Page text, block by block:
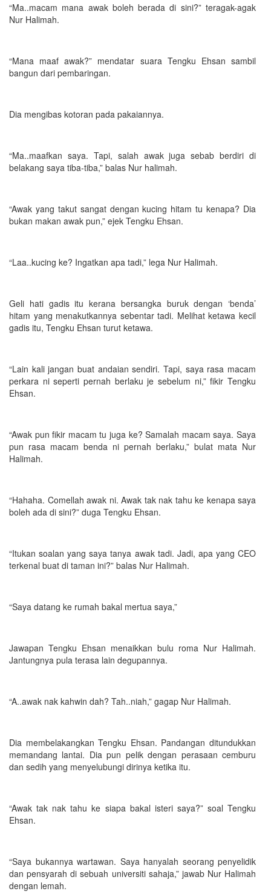
“Ma..macam mana awak boleh berada di sini?” teragak-agak
Nur Halimah.
“Mana maaf awak?” mendatar suara Tengku Ehsan sambil
bangun dari pembaringan.
Dia mengibas kotoran pada pakaiannya.
“Ma..maafkan saya. Tapi, salah awak juga sebab berdiri di
belakang saya tiba-tiba,” balas Nur halimah.
“Awak yang takut sangat dengan kucing hitam tu kenapa? Dia
bukan makan awak pun,” ejek Tengku Ehsan.
“Laa..kucing ke? Ingatkan apa tadi,” lega Nur Halimah.
Geli hati gadis itu kerana bersangka buruk dengan ‘benda’
hitam yang menakutkannya sebentar tadi. Melihat ketawa kecil
gadis itu, Tengku Ehsan turut ketawa.
“Lain kali jangan buat andaian sendiri. Tapi, saya rasa macam
perkara ni seperti pernah berlaku je sebelum ni,” fikir Tengku
Ehsan.
“Awak pun fikir macam tu juga ke? Samalah macam saya. Saya
pun rasa macam benda ni pernah berlaku,” bulat mata Nur
Halimah.
“Hahaha. Comellah awak ni. Awak tak nak tahu ke kenapa saya
boleh ada di sini?” duga Tengku Ehsan.
“Itukan soalan yang saya tanya awak tadi. Jadi, apa yang CEO
terkenal buat di taman ini?” balas Nur Halimah.
“Saya datang ke rumah bakal mertua saya,”
Jawapan Tengku Ehsan menaikkan bulu roma Nur Halimah.
Jantungnya pula terasa lain degupannya.
“A..awak nak kahwin dah? Tah..niah,” gagap Nur Halimah.
Dia membelakangkan Tengku Ehsan. Pandangan ditundukkan
memandang lantai. Dia pun pelik dengan perasaan cemburu
dan sedih yang menyelubungi dirinya ketika itu.
“Awak tak nak tahu ke siapa bakal isteri saya?” soal Tengku
Ehsan.
“Saya bukannya wartawan. Saya hanyalah seorang penyelidik
dan pensyarah di sebuah universiti sahaja,” jawab Nur Halimah
dengan lemah.